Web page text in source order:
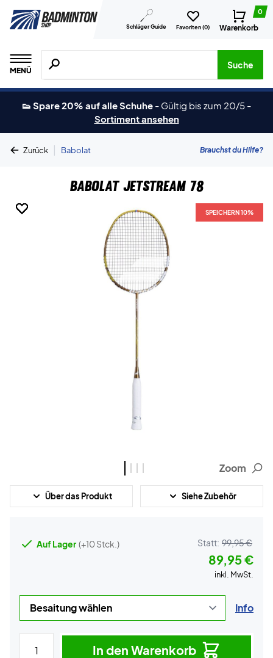
Schläger Guide Favoriten (0)
0
Warenkorb
MENÜ
Suche nach Produkten, Marken usw.
Suche
👟 Spare 20% auf alle Schuhe - Gültig bis zum 20/5 -
Sortiment ansehen
Zurück | Babolat Brauchst du Hilfe?
Babolat Jetstream 78
SPEICHERN 10%
SPEICHERN 10%
SPEICHERN 10%
SPEICHERN 10%
Zoom
Über das Produkt Siehe Zubehör
Auf Lager (+10 Stck.) Statt: 99,95 €
89,95 €
inkl. MwSt.
Info
In den Warenkorb